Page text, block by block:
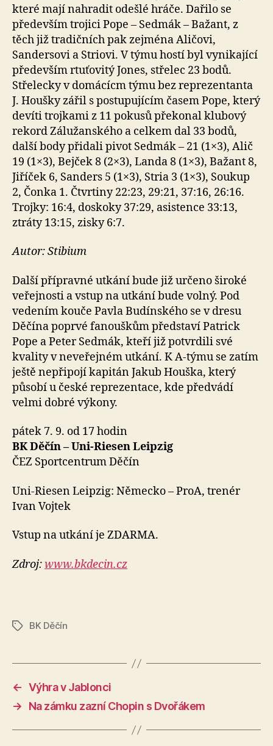
které mají nahradit odešlé hráče. Dařilo se
především trojici Pope – Sedmák – Bažant, z
těch již tradičních pak zejména Aličovi,
Sandersovi a Striovi. V týmu hostí byl vynikající
především rtuťovitý Jones, střelec 23 bodů.
Střelecky v domácícm týmu bez reprezentanta
J. Houšky zářil s postupujícím časem Pope, který
devíti trojkami z 11 pokusů překonal klubový
rekord Zálužanského a celkem dal 33 bodů,
další body přidali pivot Sedmák – 21 (1×3), Alič
19 (1×3), Bejček 8 (2×3), Landa 8 (1×3), Bažant 8,
Jiříček 6, Sanders 5 (1×3), Stria 3 (1×3), Soukup
2, Čonka 1. Čtvrtiny 22:23, 29:21, 37:16, 26:16.
Trojky: 16:4, doskoky 37:29, asistence 33:13,
ztráty 13:15, zisky 6:7.
Autor: Stibium
Další přípravné utkání bude již určeno široké
veřejnosti a vstup na utkání bude volný. Pod
vedením kouče Pavla Budínského se v dresu
Děčína poprvé fanouškům představí Patrick
Pope a Peter Sedmák, kteří již potvrdili své
kvality v neveřejném utkání. K A-týmu se zatím
ještě nepřipojí kapitán Jakub Houška, který
působí u české reprezentace, kde předvádí
velmi dobré výkony.
pátek 7. 9. od 17 hodin
BK Děčín – Uni-Riesen Leipzig
ČEZ Sportcentrum Děčín
Uni-Riesen Leipzig: Německo – ProA, trenér
Ivan Vojtek
Vstup na utkání je ZDARMA.
Zdroj:www.bkdecin.cz
ŠtítkyBK Děčín
← Výhra v Jablonci
→
Na zámku zazní Chopin s Dvořákem